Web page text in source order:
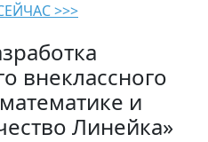
>>>
внеклассного
и
Линейка»